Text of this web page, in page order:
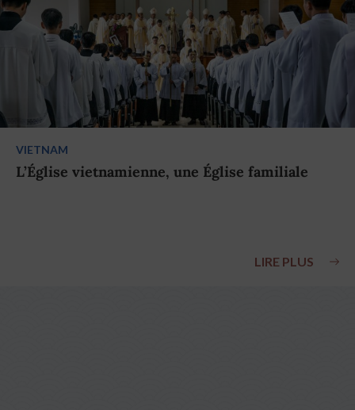
VIETNAM
L’Église vietnamienne, une Église familiale
LIRE PLUS